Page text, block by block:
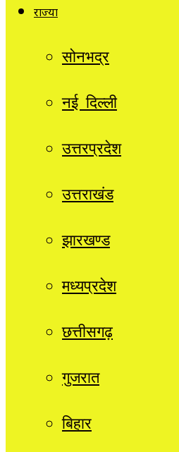
राज्यों
सोनभद्र
नई दिल्ली
उत्तरप्रदेश
उत्तराखंड
झारखण्ड
मध्यप्रदेश
छत्तीसगढ़
गुजरात
बिहार